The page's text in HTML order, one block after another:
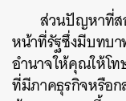
ส่วนปัญหาที่ส
หน้าที่รัฐซึ่งมีบทบ
อำนาจให้คุณให้โ
ที่มีภาคธุรกิจหรือก